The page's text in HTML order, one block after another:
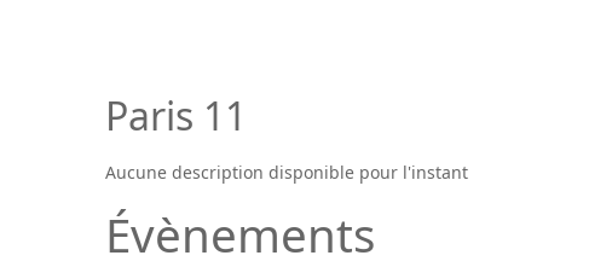
Paris 11
Aucune description disponible pour l'instant
Évènements